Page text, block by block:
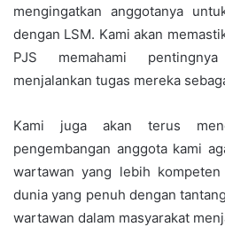
mengingatkan anggotanya
dengan LSM. Kami akan
PJS memahami
menjalankan tugas mereka
Kami juga akan terus
pengembangan anggota kami
wartawan yang lebih
dunia yang penuh dengan
wartawan dalam masyarakat